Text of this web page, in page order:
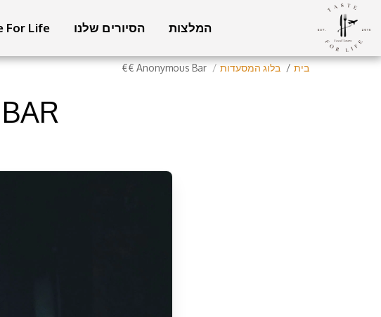
המלצות הסיורים שלנו For Life
בית בלוג המסעדות Anonymous Bar €€
€€